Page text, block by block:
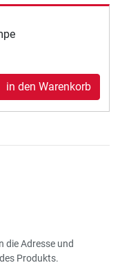
in den Warenkorb
die Adresse und
Produkts.